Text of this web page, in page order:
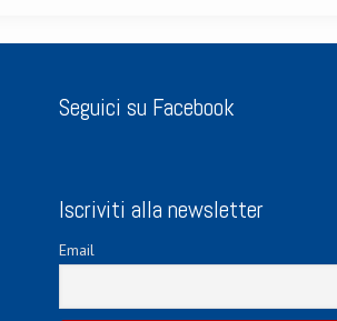
Seguici su Facebook
Iscriviti alla newsletter
Email